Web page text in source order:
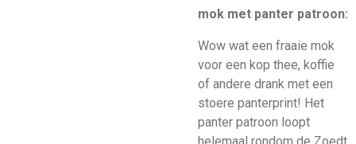
mok met panter patroon:
Wow wat een fraaie mok
voor een kop thee, koffie
of andere drank met een
stoere panterprint! Het
panter patroon loopt